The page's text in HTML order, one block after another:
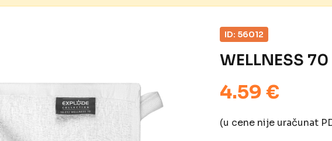
ID: 56012
WELLNESS 70
4.59 €
(u cene nije uračunat